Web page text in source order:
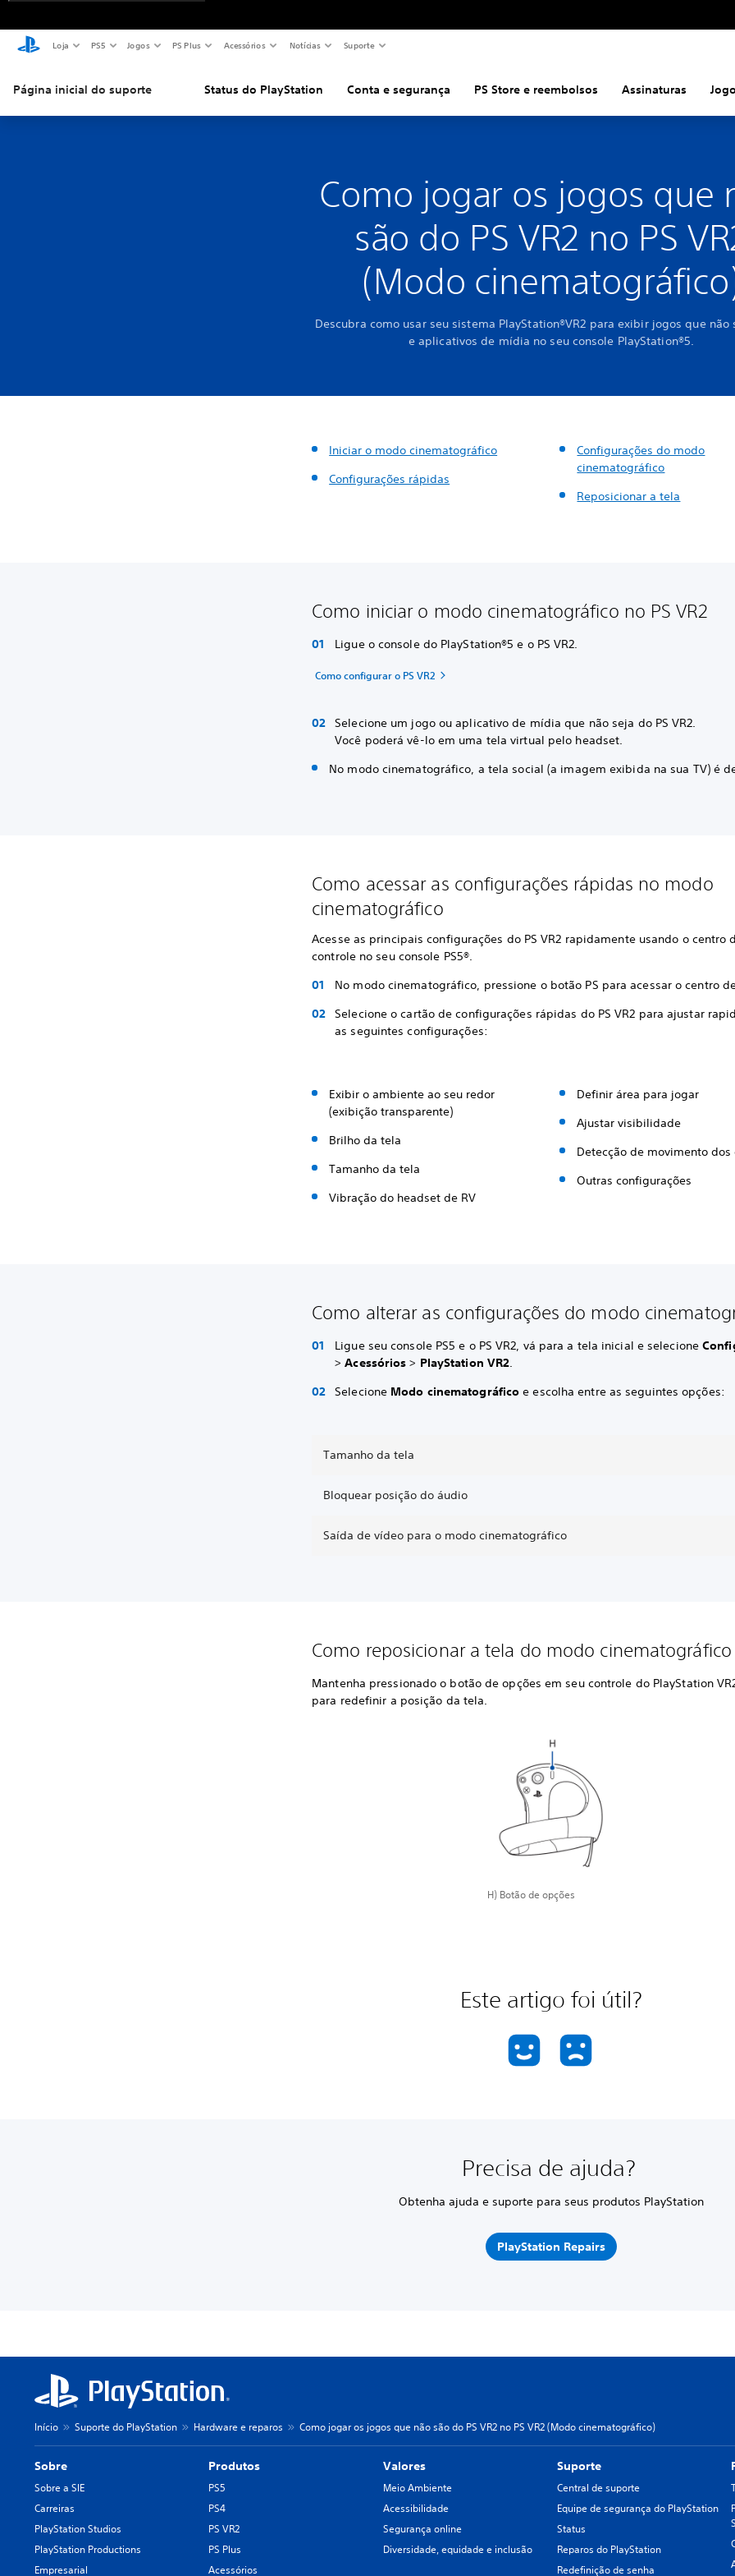
Loja PS5 Jogos PS Plus Acessórios Notícias Suporte
Página inicial do suporte Status do PlayStation Conta e segurança PS Store e reembolsos Assinaturas
Como jogar os jogos que
são do PS VR2 no PS
(Modo
Descubra como usar seu sistema PlayStation®VR2 para exibir jogos que não
e aplicativos de mídia no seu console PlayStation®5.
Iniciar o modo cinematográfico
Configurações rápidas
Configurações do modo
cinematográfico
Reposicionar a tela
Como iniciar o modo cinematográfico no PS VR2
Ligue o console do PlayStation®5 e o PS VR2.
Como configurar o PS VR2
Selecione um jogo ou aplicativo de mídia que não seja do PS VR2.
Você poderá vê-lo em uma tela virtual pelo headset.
No modo cinematográfico, a tela social (a imagem exibida na sua TV) é
Como acessar as configurações rápidas no modo
cinematográfico
Acesse as principais configurações do PS VR2 rapidamente usando o centro
controle no seu console PS5®.
No modo cinematográfico, pressione o botão PS para acessar o centro
Selecione o cartão de configurações rápidas do PS VR2 para ajustar
as seguintes configurações:
Exibir o ambiente ao seu redor
(exibição transparente)
Brilho da tela
Tamanho da tela
Vibração do headset de RV
Definir área para jogar
Ajustar visibilidade
Detecção de movimento dos
Outras configurações
Como alterar as configurações do modo
Ligue seu console PS5 e o PS VR2, vá para a tela inicial e selecione
>Acessórios > PlayStation VR2.
Selecione Modo cinematográfico e escolha entre as seguintes opções:
Tamanho da tela
Bloquear posição do áudio
Saída de vídeo para o modo cinematográfico
Como reposicionar a tela do modo cinematográfico
Mantenha pressionado o botão de opções em seu controle do PlayStation
para redefinir a posição da tela.
H) Botão de opções
Este artigo foi útil?
Precisa de ajuda?
Obtenha ajuda e suporte para seus produtos PlayStation
PlayStation Repairs
Início Suporte do PlayStation Hardware e reparos Como jogar os jogos que não são do PS VR2 no PS VR2 (Modo cinematográfico)
Sobre
Sobre a SIE
Carreiras
PlayStation Studios
PlayStation Productions
Empresarial
Produtos
PS5
PS4
PS VR2
PS Plus
Acessórios
Valores
Meio Ambiente
Acessibilidade
Segurança online
Diversidade, equidade e inclusão
Suporte
Central de suporte
Equipe de segurança do PlayStation
Status
Reparos do PlayStation
Redefinição de senha